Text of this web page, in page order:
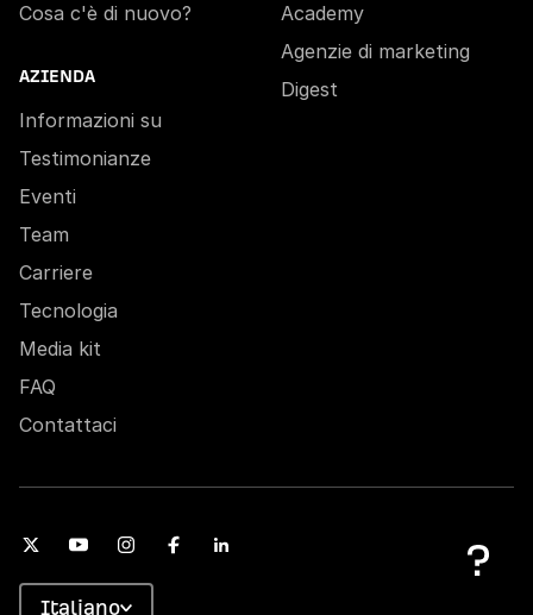
Cosa c'è di nuovo?
AZIENDA
Informazioni su
Testimonianze
Eventi
Team
Carriere
Tecnologia
Media kit
FAQ
Contattaci
Academy
Agenzie di marketing
Digest
Italiano